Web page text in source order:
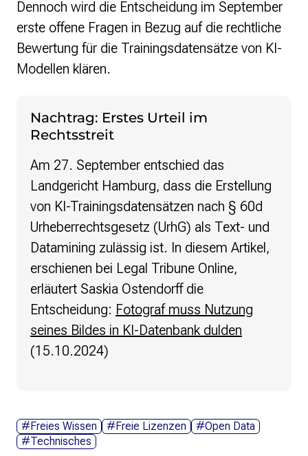
Dennoch wird die Entscheidung im September
erste offene Fragen in Bezug auf die rechtliche
Bewertung für die Trainingsdatensätze von KI-
Modellen klären.
Nachtrag: Erstes Urteil im
Rechtsstreit
Am 27. September entschied das
Landgericht Hamburg, dass die Erstellung
von KI-Trainingsdatensätzen nach § 60d
Urheberrechtsgesetz (UrhG) als Text- und
Datamining zulässig ist. In diesem Artikel,
erschienen bei Legal Tribune Online,
erläutert Saskia Ostendorff die
Entscheidung: Foto­graf muss Nut­zung
seines Bildes in KI-Daten­bank dulden
(15.10.2024)
#Freies Wissen #Freie Lizenzen
#Open Data
#Technisches